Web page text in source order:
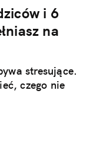
i 6
na
stresujące.
czego nie